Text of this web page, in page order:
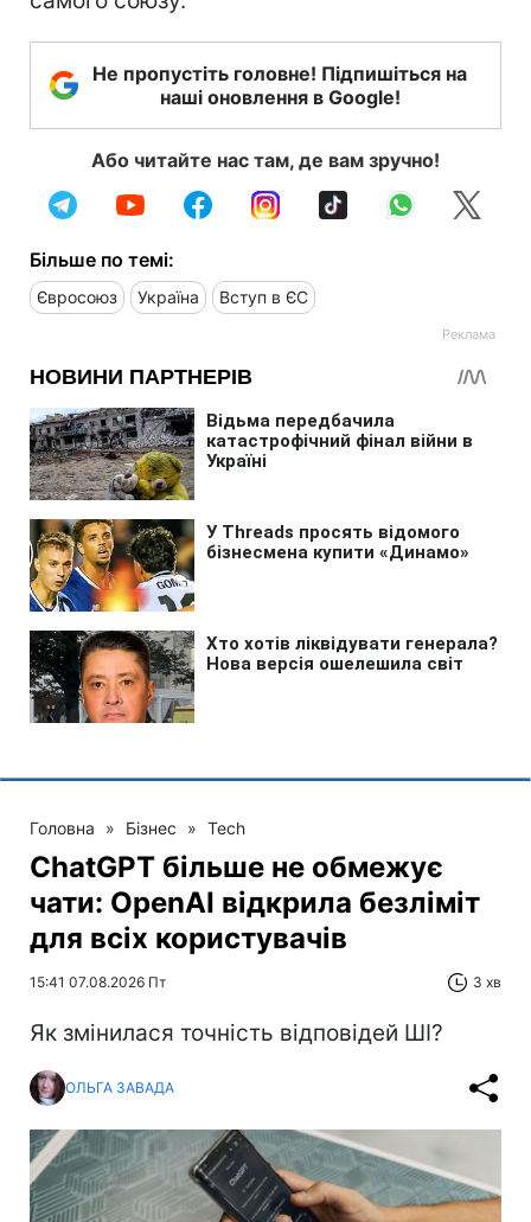
Не пропустіть головне! Підпишіться на
наші оновлення в Google!
Або читайте нас там, де вам зручно!
Більше по темі:
Євросоюз Україна Вступ в ЄС
Головна » Бізнес » Tech
ChatGPT більше не обмежує
чати: OpenAI відкрила безліміт
для всіх користувачів
15:41 07.08.2026 Пт 3 хв
Як змінилася точність відповідей ШІ?
ОЛЬГА ЗАВАДА